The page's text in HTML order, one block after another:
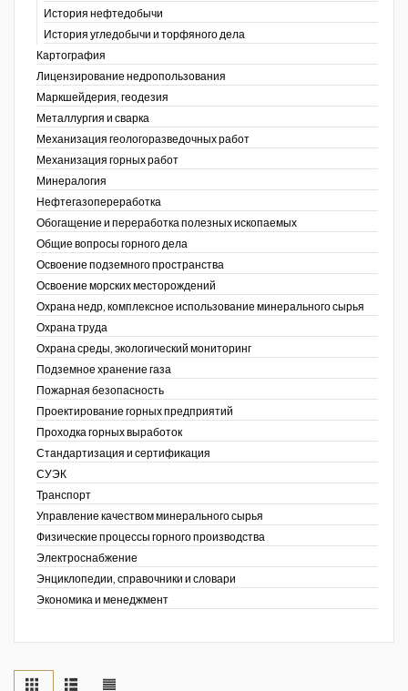
История нефтедобычи
История угледобычи и торфяного дела
Картография
Лицензирование недропользования
Маркшейдерия, геодезия
Металлургия и сварка
Механизация геологоразведочных работ
Механизация горных работ
Минералогия
Нефтегазопереработка
Обогащение и переработка полезных ископаемых
Общие вопросы горного дела
Освоение подземного пространства
Освоение морских месторождений
Охрана недр, комплексное использование минерального сырья
Охрана труда
Охрана среды, экологический мониторинг
Подземное хранение газа
Пожарная безопасность
Проектирование горных предприятий
Проходка горных выработок
Стандартизация и сертификация
СУЭК
Транспорт
Управление качеством минерального сырья
Физические процессы горного производства
Электроснабжение
Энциклопедии, справочники и словари
Экономика и менеджмент